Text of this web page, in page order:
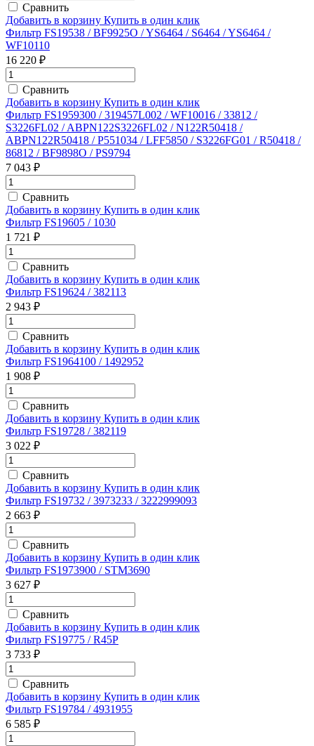
Сравнить
Добавить в корзину Купить в один клик
Фильтр FS19538 / BF9925O / YS6464 / S6464 / YS6464 /
WF10110
16 220 ₽
Сравнить
Добавить в корзину Купить в один клик
Фильтр FS1959300 / 319457L002 / WF10016 / 33812 /
S3226FL02 / ABPN122S3226FL02 / N122R50418 /
ABPN122R50418 / P551034 / LFF5850 / S3226FG01 / R50418 /
86812 / BF9898O / PS9794
7 043 ₽
Сравнить
Добавить в корзину Купить в один клик
Фильтр FS19605 / 1030
1 721 ₽
Сравнить
Добавить в корзину Купить в один клик
Фильтр FS19624 / 382113
2 943 ₽
Сравнить
Добавить в корзину Купить в один клик
Фильтр FS1964100 / 1492952
1 908 ₽
Сравнить
Добавить в корзину Купить в один клик
Фильтр FS19728 / 382119
3 022 ₽
Сравнить
Добавить в корзину Купить в один клик
Фильтр FS19732 / 3973233 / 3222999093
2 663 ₽
Сравнить
Добавить в корзину Купить в один клик
Фильтр FS1973900 / STM3690
3 627 ₽
Сравнить
Добавить в корзину Купить в один клик
Фильтр FS19775 / R45P
3 733 ₽
Сравнить
Добавить в корзину Купить в один клик
Фильтр FS19784 / 4931955
6 585 ₽